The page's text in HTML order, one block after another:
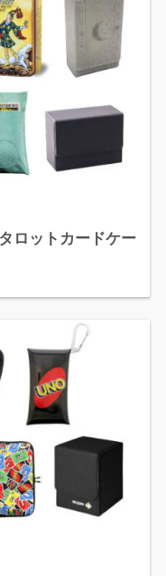
ロットカードケー